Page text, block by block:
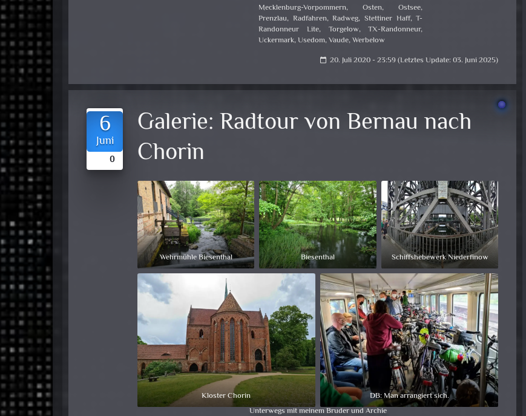
Mecklenburg-Vorpommern,Osten,Ostsee,
Prenzlau, Radfahren,Radweg, Stettiner Haff,T-
Randonneur Lite, Torgelow,TX-Randonneur,
Uckermark,Usedom,Vaude,Werbelow
calendar_today 20. Juli 2020 - 23:59 (Letztes Update: 03. Juni 2025)
6
Juni
0
Galerie: Radtour von Bernau nach
Chorin
Wehrmühle Biesenthal Biesenthal Schiffshebewerk Niederfinow
Kloster Chorin
DB: Man arrangiert sich.
Unterwegs mit meinem Bruder und Archie